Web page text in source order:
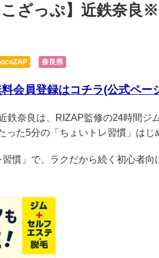
ざっぷ】近鉄奈良
奈良県
会員登録はコチラ(公式ペー
鉄奈良は、RIZAP監修の24時間ジ
った5分の「ちょいトレ習慣」はじ
慣」で、ラクだから続く初心者